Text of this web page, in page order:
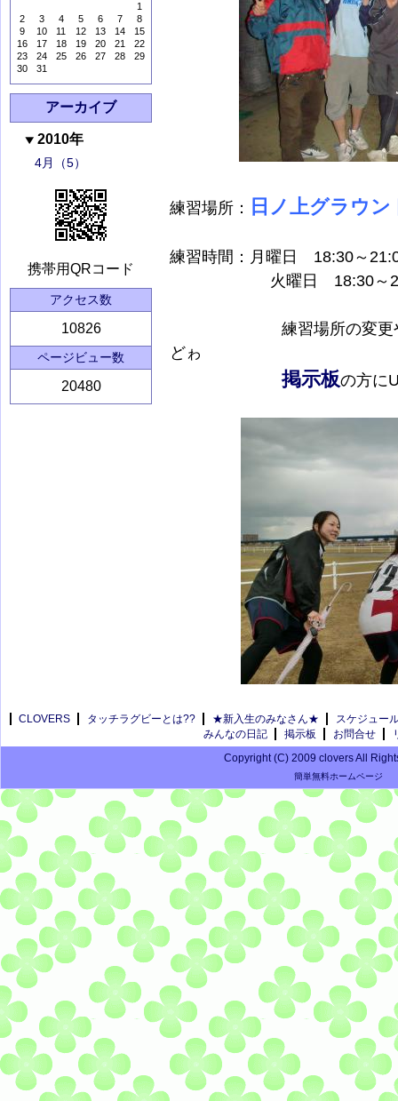
練習場所： 日ノ上グラウン
練習時間：月曜日 18:30～
火曜日 18:30～
練習場所の変更やイベ
どゎ
掲示板の方に
1
2
3 4 5 6 7
8
9
10 11 12 13 14
15
16
17 18 19 20 21
22
23
24 25 26 27 28
29
30
31
アーカイブ
2010年
4月（5）
携帯用QRコード
アクセス数
10826
ページビュー数
20480
CLOVERS タッチラグビーとは?? ★新入生のみなさん★
スケジュー
みんなの日記
掲示板 お問合せ
Copyright (C) 2009 clovers All
簡単無料ホームページ